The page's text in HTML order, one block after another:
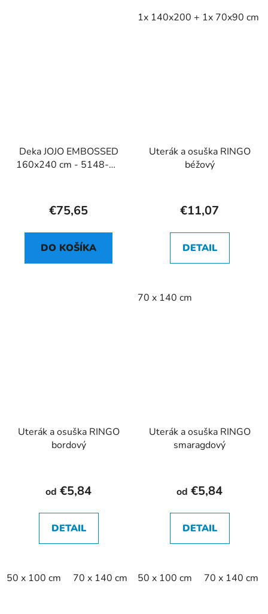
1x 140x200 + 1x 70x90 cm
Deka JOJO EMBOSSED
160x240 cm - 5148-05
€75,65
DO KOŠÍKA
Uterák a osuška RINGO
béžový
€11,07
DETAIL
70 x 140 cm
Uterák a osuška RINGO
bordový
od €5,84
DETAIL
50 x 100 cm 70 x 140 cm
Uterák a osuška RINGO
smaragdový
od €5,84
DETAIL
50 x 100 cm 70 x 140 cm